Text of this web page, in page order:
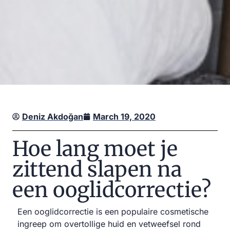
Deniz Akdoğan March 19, 2020
Hoe lang moet je
zittend slapen na
een ooglidcorrectie?
Een ooglidcorrectie is een populaire cosmetische
ingreep om overtollige huid en vetweefsel rond